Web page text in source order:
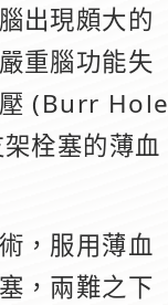
出現頗大的
重腦功能失
壓 (Burr Hole
栓塞的薄血
，服用薄血
，兩難之下